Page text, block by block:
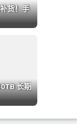
货！手
长期